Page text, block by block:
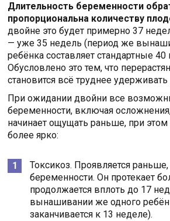
Длительность беременности
пропорциональна количеству
двойне это будет примерно 37
— уже 35 недель (период же
ребёнка составляет стандартные 40
Обусловлено это тем, что
становится всё труднее
При ожидании двойни все
беременности, включая
начинает ощущать раньше, при
более ярко:
Токсикоз. Проявляется
беременности. Он протекает
продолжается вплоть до 17
вынашивании же одного
заканчивается к 13 неделе).